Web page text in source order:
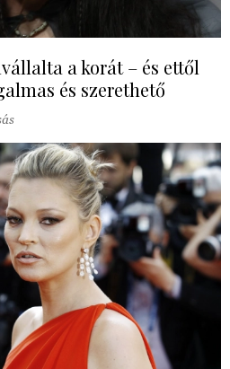
a korát – és ettől
és szerethető